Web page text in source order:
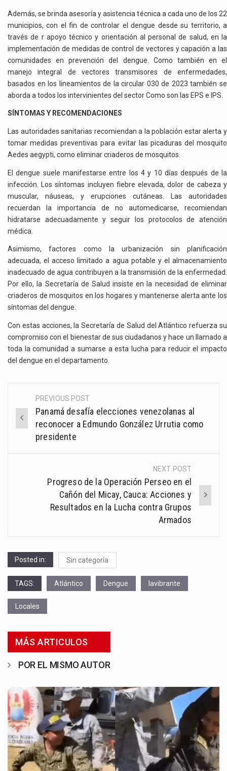
Además, se brinda asesoría y asistencia técnica a cada uno de los 22
municipios, con el fin de controlar el dengue desde su territorio, a
través de r apoyo técnico y orientación al personal de salud, en la
implementación de medidas de control de vectores y capación a las
comunidades en prevención del dengue. Como también en el
manejo integral de vectores transmisores de enfermedades,
basados en los lineamientos de la circular 030 de 2023 también se
aborda a todos los intervinientes del sector Como son las EPS e IPS.
SÍNTOMAS Y RECOMENDACIONES
Las autoridades sanitarias recomiendan a la población estar alerta y
tomar medidas preventivas para evitar las picaduras del mosquito
Aedes aegypti, como eliminar criaderos de mosquitos.
El dengue suele manifestarse entre los 4 y 10 días después de la
infección. Los síntomas incluyen fiebre elevada, dolor de cabeza y
muscular, náuseas, y erupciones cutáneas. Las autoridades
recuerdan la importancia de no automedicarse, recomiendan
hidratarse adecuadamente y seguir los protocolos de atención
médica.
Asimismo, factores como la urbanización sin planificación
adecuada, el acceso limitado a agua potable y el almacenamiento
inadecuado de agua contribuyen a la transmisión de la enfermedad.
Por ello, la Secretaría de Salud insiste en la necesidad de eliminar
criaderos de mosquitos en los hogares y mantenerse alerta ante los
síntomas del dengue.
Con estas acciones, la Secretaría de Salud del Atlántico refuerza su
compromiso con el bienestar de sus ciudadanos y hace un llamado a
toda la comunidad a sumarse a esta lucha para reducir el impacto
del dengue en el departamento.
Post
navigation
PREVIOUS POST
Panamá desafía elecciones venezolanas al
reconocer a Edmundo González Urrutia como
presidente
NEXT POST
Progreso de la Operación Perseo en el
Cañón del Micay, Cauca: Acciones y
Resultados en la Lucha contra Grupos
Armados
Posted in: Sin categoría
TAGS: Atlántico Dengue lavibrante
Locales
MÁS ARTICULOS
POR EL MISMO AUTOR